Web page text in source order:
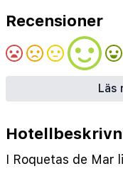
Parkering/garage (ev.
Inomhuspool • Gröna
Recensioner
Läs
I Roquetas de Mar